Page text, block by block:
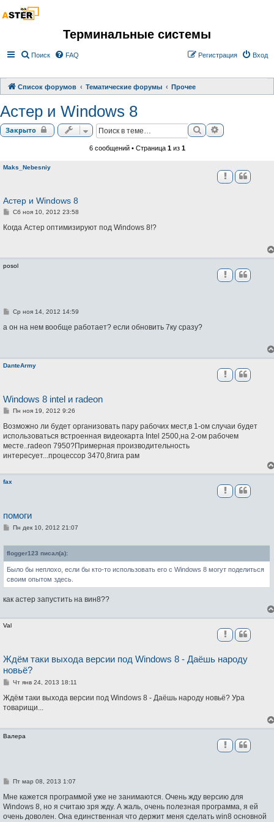
Терминальные системы
Поиск FAQ Вход
Регистрация
Список форумов Тематические форумы Прочее
Астер и Windows 8
Закрыто ПоискРасширенный
6 сообщений • Страница 1из 1
Maks_Nebesniy
Астер и Windows 8
С
о
б
е
Сб ноя 10, 2012 23:58
Когда Астер оптимизируют под Windows 8!?
posol
С
о
е
Ср ноя 14, 2012 14:59
а он на нем вообще работает? если обновить 7ку сразу?
DanteArmy
Windows 8 intel и radeon
С
о
щ
е
н
Пн ноя 19, 2012 9:26
Возможно ли будет организовать пару рабочих мест,в 1-ом случаи будет
использоваться встроенная видеокарта Intel 2500,на 2-ом рабочем
месте..radeon 7950?Примерная производительность
интересует...процессор 3470,8гига рам
fax
помоги
С
щ
е
н
и
Пн дек 10, 2012 21:07
flogger123 писал(а):
Было бы неплохо, если бы кто-то использовать его с Windows 8 могут поделиться
своим опытом здесь.
как астер запустить на вин8??
Val
Ждём таки выхода версии под Windows 8 - Даёшь народу
новьё?
С
о
б
щ
е
Чт янв 24, 2013 18:11
Ждём таки выхода версии под Windows 8 - Даёшь народу новьё? Ура
товарищи...
Валера
С
о
б
щ
е
Пт мар 08, 2013 1:07
Мне кажется программой уже не занимаются. Очень жду версию для
Windows 8, но я считаю зря жду. А жаль, очень полезная программа, я ей
очень доволен. Она единственная что держит меня сделать win8 основной